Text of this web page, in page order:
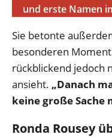
und erste Namen
Sie betonte
besonderen
rückblickend jedoch
ansieht. „Danach
keine große Sache
Ronda Rousey